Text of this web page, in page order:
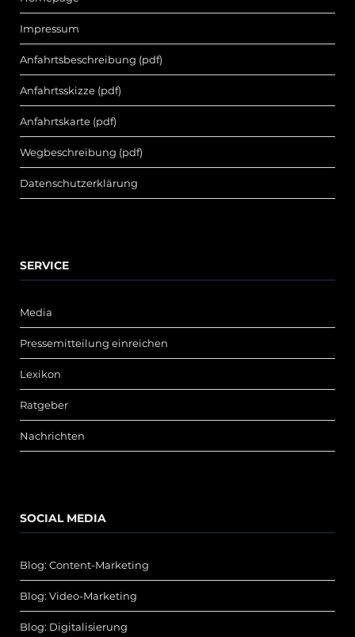
Impressum
Anfahrtsbeschreibung (pdf)
Anfahrtsskizze (pdf)
Anfahrtskarte (pdf)
Wegbeschreibung (pdf)
Datenschutzerklärung
SERVICE
Media
Pressemitteilung einreichen
Lexikon
Ratgeber
Nachrichten
SOCIAL MEDIA
Blog: Content-Marketing
Blog: Video-Marketing
Blog: Digitalisierung